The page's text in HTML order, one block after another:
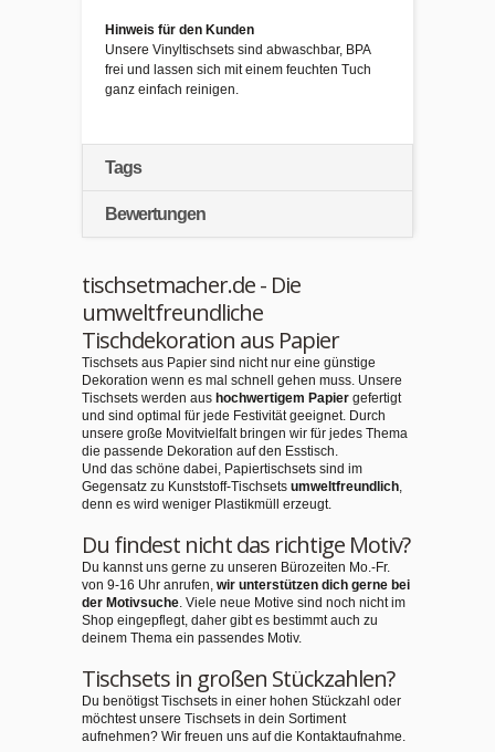
Hinweis für den Kunden
Unsere Vinyltischsets sind abwaschbar, BPA
frei und lassen sich mit einem feuchten Tuch
ganz einfach reinigen.
Tags
Bewertungen
tischsetmacher.de - Die
umweltfreundliche
Tischdekoration aus Papier
Tischsets aus Papier sind nicht nur eine günstige
Dekoration wenn es mal schnell gehen muss. Unsere
Tischsets werden aus hochwertigem Papier gefertigt
und sind optimal für jede Festivität geeignet. Durch
unsere große Movitvielfalt bringen wir für jedes Thema
die passende Dekoration auf den Esstisch.
Und das schöne dabei, Papiertischsets sind im
Gegensatz zu Kunststoff-Tischsets umweltfreundlich,
denn es wird weniger Plastikmüll erzeugt.
Du findest nicht das richtige Motiv?
Du kannst uns gerne zu unseren Bürozeiten Mo.-Fr.
von 9-16 Uhr anrufen, wir unterstützen dich gerne bei
der Motivsuche. Viele neue Motive sind noch nicht im
Shop eingepflegt, daher gibt es bestimmt auch zu
deinem Thema ein passendes Motiv.
Tischsets in großen Stückzahlen?
Du benötigst Tischsets in einer hohen Stückzahl oder
möchtest unsere Tischsets in dein Sortiment
aufnehmen? Wir freuen uns auf die Kontaktaufnahme.